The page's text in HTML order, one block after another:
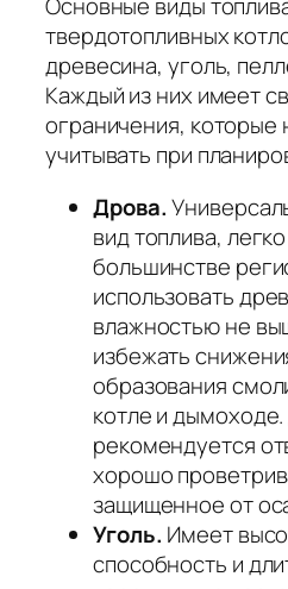
Основные виды
твердотопливных
древесина, уголь,
Каждый из них имеет
ограничения,
учитывать при
Дрова.
вид топлива,
большинстве
использовать
влажностью не
избежать
образования
котле и
рекомендуется
хорошо
защищенное от
Уголь. Имеет
способность и